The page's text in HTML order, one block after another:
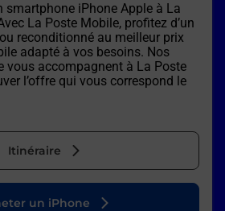
smartphone iPhone Apple à La
La Poste Mobile, profitez d’un
reconditionné au meilleur prix
adapté à vos besoins. Nos
vous accompagnent à La Poste
l’offre qui vous correspond le
Itinéraire
un iPhone